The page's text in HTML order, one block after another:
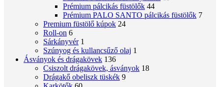
Prémium pálcikás füstölők 44
Prémium PALO SANTO pálcikás füstölők 7
Premium füstölő kúpok 24
Roll-on 6
Sárkányvér 1
Szúnyog és kullancsűző olaj 1
Ásványok és drágakövek 136
Csiszolt drágakövek, ásványok 18
Drágakő obeliszk tüskék 9